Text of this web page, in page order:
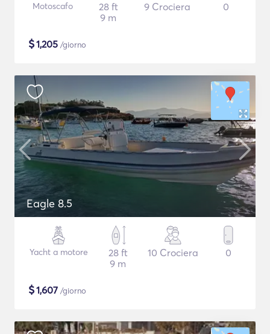
Motoscafo
28 ft
9 m
9 Crociera 0
$1,205 /giorno
Eagle 8.5
Yacht a motore
28 ft
9 m
10 Crociera 0
$1,607 /giorno